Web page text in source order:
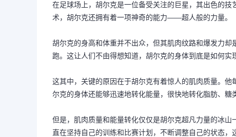
在足球场上，胡尔克是一位备受关注的巨星，其出色的
术，胡尔克还拥有着一项神奇的能力——超人般的力量。
胡尔克的身高和体重并不出众，但其肌肉纹路和爆发力
跑。这让人们不由得想知道，胡尔克的身体到底是如何实
这其中，关键的原因在于胡尔克有着惊人的肌肉质量。
尔克的身体还能够迅速地转化能量，很快地转化脂肪、糖
但是，肌肉质量和能量转化仅仅是胡尔克超凡力量的冰
直在坚持自己的训练和比赛计划，不断调整自己的状态，